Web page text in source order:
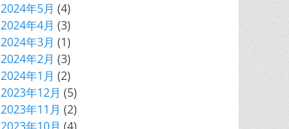
2024年5月 (4)
2024年4月 (3)
2024年3月 (1)
2024年2月 (3)
2024年1月 (2)
2023年12月 (5)
2023年11月 (2)